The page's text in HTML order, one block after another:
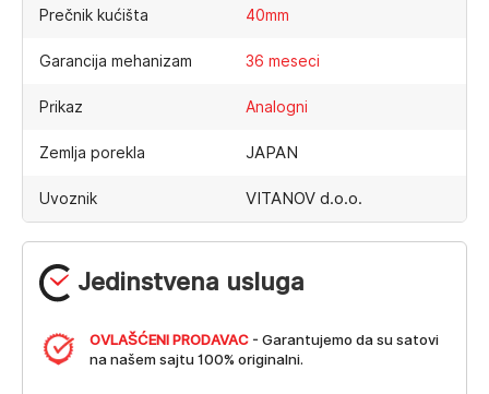
Jedinstvena usluga
OVLAŠĆENI PRODAVAC - Garantujemo da su satovi
na našem sajtu 100% originalni.
Prečnik kućišta 40mm
Garancija mehanizam 36 meseci
Prikaz Analogni
Zemlja porekla JAPAN
Uvoznik VITANOV d.o.o.